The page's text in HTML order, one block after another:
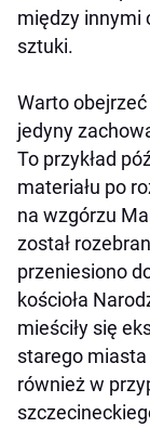
między innymi
sztuki.
Warto obejrzeć
jedyny
To przykład
materiału po
na wzgórzu
został
przeniesiono
kościoła
mieściły się
starego
również w